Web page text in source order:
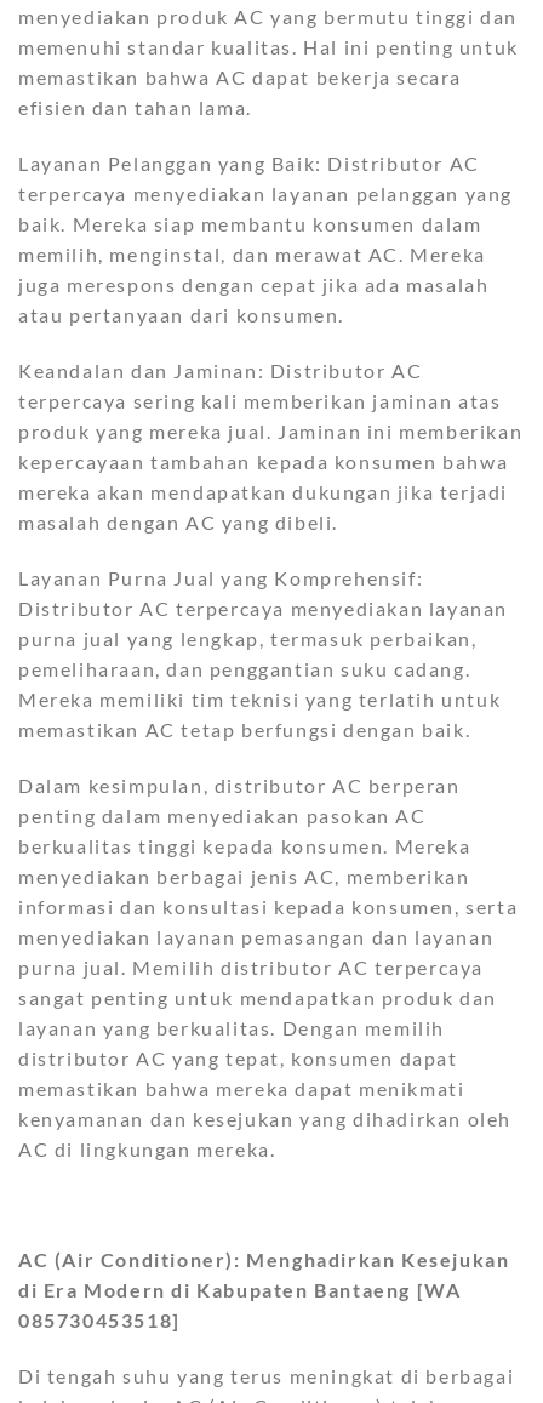
menyediakan produk AC yang bermutu tinggi dan
memenuhi standar kualitas. Hal ini penting untuk
memastikan bahwa AC dapat bekerja secara
efisien dan tahan lama.
Layanan Pelanggan yang Baik: Distributor AC
terpercaya menyediakan layanan pelanggan yang
baik. Mereka siap membantu konsumen dalam
memilih, menginstal, dan merawat AC. Mereka
juga merespons dengan cepat jika ada masalah
atau pertanyaan dari konsumen.
Keandalan dan Jaminan: Distributor AC
terpercaya sering kali memberikan jaminan atas
produk yang mereka jual. Jaminan ini memberikan
kepercayaan tambahan kepada konsumen bahwa
mereka akan mendapatkan dukungan jika terjadi
masalah dengan AC yang dibeli.
Layanan Purna Jual yang Komprehensif:
Distributor AC terpercaya menyediakan layanan
purna jual yang lengkap, termasuk perbaikan,
pemeliharaan, dan penggantian suku cadang.
Mereka memiliki tim teknisi yang terlatih untuk
memastikan AC tetap berfungsi dengan baik.
Dalam kesimpulan, distributor AC berperan
penting dalam menyediakan pasokan AC
berkualitas tinggi kepada konsumen. Mereka
menyediakan berbagai jenis AC, memberikan
informasi dan konsultasi kepada konsumen, serta
menyediakan layanan pemasangan dan layanan
purna jual. Memilih distributor AC terpercaya
sangat penting untuk mendapatkan produk dan
layanan yang berkualitas. Dengan memilih
distributor AC yang tepat, konsumen dapat
memastikan bahwa mereka dapat menikmati
kenyamanan dan kesejukan yang dihadirkan oleh
AC di lingkungan mereka.
AC (Air Conditioner): Menghadirkan Kesejukan
di Era Modern di Kabupaten Bantaeng [WA
085730453518]
Di tengah suhu yang terus meningkat di berbagai